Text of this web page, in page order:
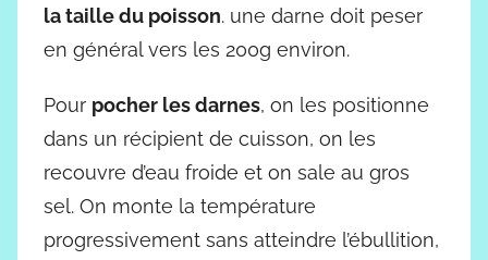
la taille du poisson. une darne doit peser
en général vers les 200g environ.
Pour pocher les darnes, on les positionne
dans un récipient de cuisson, on les
recouvre d’eau froide et on sale au gros
sel. On monte la température
progressivement sans atteindre l’ébullition,